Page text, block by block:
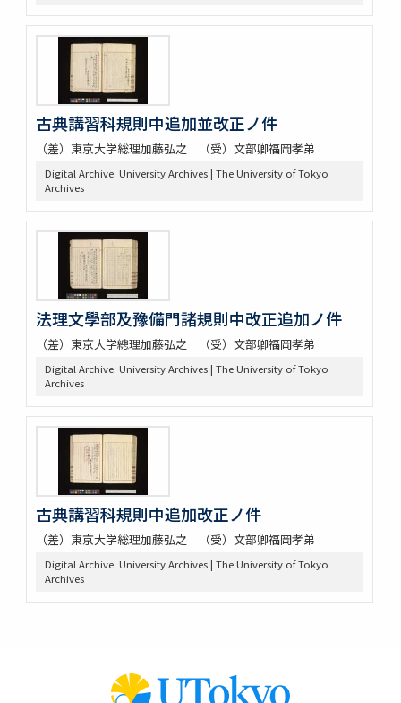
古典講習科規則中追加並改正ノ件
（差）東京大学総理加藤弘之 （受）文部卿福岡孝弟
Digital Archive. University Archives | The University of Tokyo
Archives
法理文學部及豫備門諸規則中改正追加ノ件
（差）東京大学總理加藤弘之 （受）文部卿福岡孝弟
Digital Archive. University Archives | The University of Tokyo
Archives
古典講習科規則中追加改正ノ件
（差）東京大学総理加藤弘之 （受）文部卿福岡孝弟
Digital Archive. University Archives | The University of Tokyo
Archives